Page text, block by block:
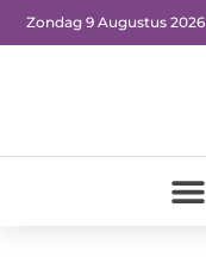
Zondag 9 Augustus 2026